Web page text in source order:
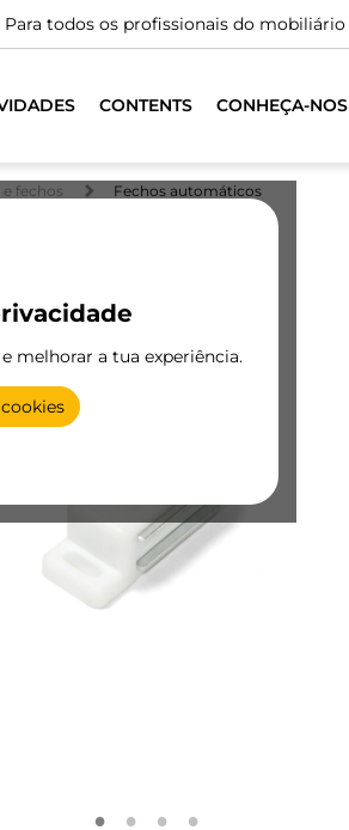
Para todos os profissionais do mobiliário
CONTENTS CONHEÇA-NOS
melhorar a tua experiência.
fechos Fechos automáticos